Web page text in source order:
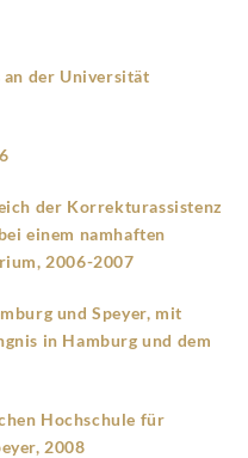
an der Universität
der Korrekturassistenz
einem namhaften
2006-2007
und Speyer, mit
in Hamburg und dem
Hochschule für
2008